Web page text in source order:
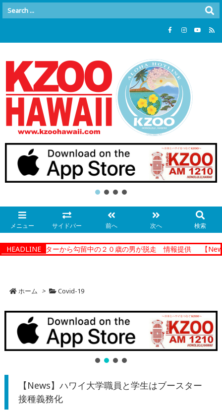
メニュー サイドバー 前へ 次へ 検索
HEADLINE
ョナルセンターから勾留中の２０歳の男が脱走 情報提供 【
ホーム > Covid-19
【News】ハワイ大学職員と学生はブースター
接種義務化